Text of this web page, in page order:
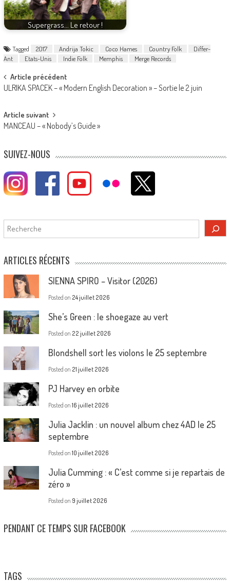
Supergrass... Le retour !
Tagged 2017 Andrija Tokic Coco Hames Country Folk
Differ-
Ant
Etats-Unis Indie Folk Memphis Merge Records
Post
navigation
Article précédent
ULRIKA SPACEK – « Modern English Decoration » – Sortie le 2 juin
Article suivant
MANCEAU – « Nobody’s Guide »
SUIVEZ-NOUS
Rechercher
ARTICLES RÉCENTS
SIENNA SPIRO – Visitor (2026)
Posted on 24 juillet 2026
She’s Green : le shoegaze au vert
Posted on 22 juillet 2026
Blondshell sort les violons le 25 septembre
Posted on 21 juillet 2026
PJ Harvey en orbite
Posted on 16 juillet 2026
Julia Jacklin : un nouvel album chez 4AD le 25
septembre
Posted on 10 juillet 2026
Julia Cumming : « C’est comme si je repartais de
zéro »
Posted on 9 juillet 2026
PENDANT CE TEMPS SUR FACEBOOK
TAGS